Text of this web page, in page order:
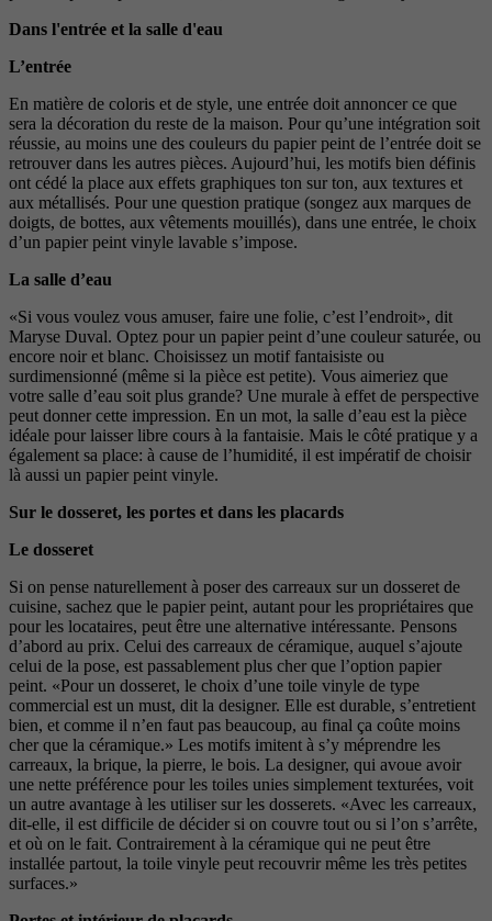
Dans l'entrée et la salle d'eau
L’entrée
En matière de coloris et de style, une entrée doit annoncer ce que
sera la décoration du reste de la maison. Pour qu’une intégration soit
réussie, au moins une des couleurs du papier peint de l’entrée doit se
retrouver dans les autres pièces. Aujourd’hui, les motifs bien définis
ont cédé la place aux effets graphiques ton sur ton, aux textures et
aux métallisés. Pour une question pratique (songez aux marques de
doigts, de bottes, aux vêtements mouillés), dans une entrée, le choix
d’un papier peint vinyle lavable s’impose.
La salle d’eau
«Si vous voulez vous amuser, faire une folie, c’est l’endroit», dit
Maryse Duval. Optez pour un papier peint d’une couleur saturée, ou
encore noir et blanc. Choisissez un motif fantaisiste ou
surdimensionné (même si la pièce est petite). Vous aimeriez que
votre salle d’eau soit plus grande? Une murale à effet de perspective
peut donner cette impression. En un mot, la salle d’eau est la pièce
idéale pour laisser libre cours à la fantaisie. Mais le côté pratique y a
également sa place: à cause de l’humidité, il est impératif de choisir
là aussi un papier peint vinyle.
Sur le dosseret, les portes et dans les placards
Le dosseret
Si on pense naturellement à poser des carreaux sur un dosseret de
cuisine, sachez que le papier peint, autant pour les propriétaires que
pour les locataires, peut être une alternative intéressante. Pensons
d’abord au prix. Celui des carreaux de céramique, auquel s’ajoute
celui de la pose, est passablement plus cher que l’option papier
peint. «Pour un dosseret, le choix d’une toile vinyle de type
commercial est un must, dit la designer. Elle est durable, s’entretient
bien, et comme il n’en faut pas beaucoup, au final ça coûte moins
cher que la céramique.» Les motifs imitent à s’y méprendre les
carreaux, la brique, la pierre, le bois. La designer, qui avoue avoir
une nette préférence pour les toiles unies simplement texturées, voit
un autre avantage à les utiliser sur les dosserets. «Avec les carreaux,
dit-elle, il est difficile de décider si on couvre tout ou si l’on s’arrête,
et où on le fait. Contrairement à la céramique qui ne peut être
installée partout, la toile vinyle peut recouvrir même les très petites
surfaces.»